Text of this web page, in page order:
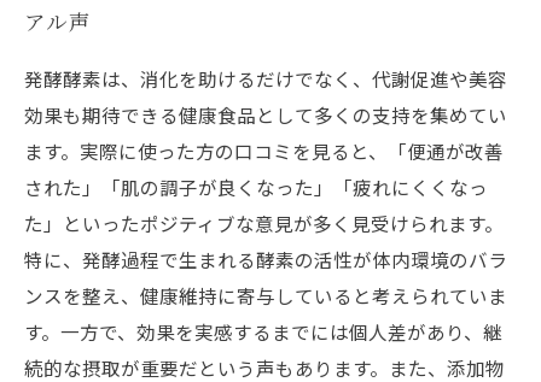
アル声
発酵酵素は、消化を助けるだけでなく、代謝促進や美容
効果も期待できる健康食品として多くの支持を集めてい
ます。実際に使った方の口コミを見ると、「便通が改善
された」「肌の調子が良くなった」「疲れにくくなっ
た」といったポジティブな意見が多く見受けられます。
特に、発酵過程で生まれる酵素の活性が体内環境のバラ
ンスを整え、健康維持に寄与していると考えられていま
す。一方で、効果を実感するまでには個人差があり、継
続的な摂取が重要だという声もあります。また、添加物